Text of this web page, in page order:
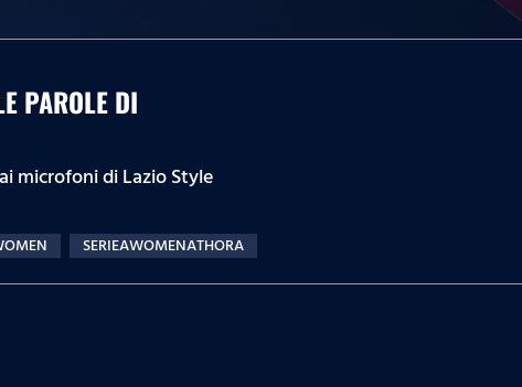
PAROLE DI
microfoni di Lazio Style
SERIEAWOMENATHORA